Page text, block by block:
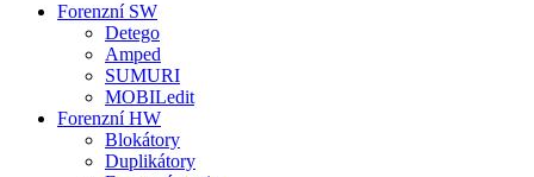
Forenzní SW
Detego
Amped
SUMURI
MOBILedit
Forenzní HW
Blokátory
Duplikátory